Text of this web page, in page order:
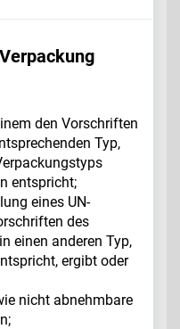
den Vorschriften
Typ,
entspricht;
eines UN-
des
einen anderen Typ,
ergibt oder
nicht abnehmbare